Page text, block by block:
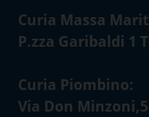
Curia Massa
P.zza Garibaldi 1
Curia Piombino:
Via Don